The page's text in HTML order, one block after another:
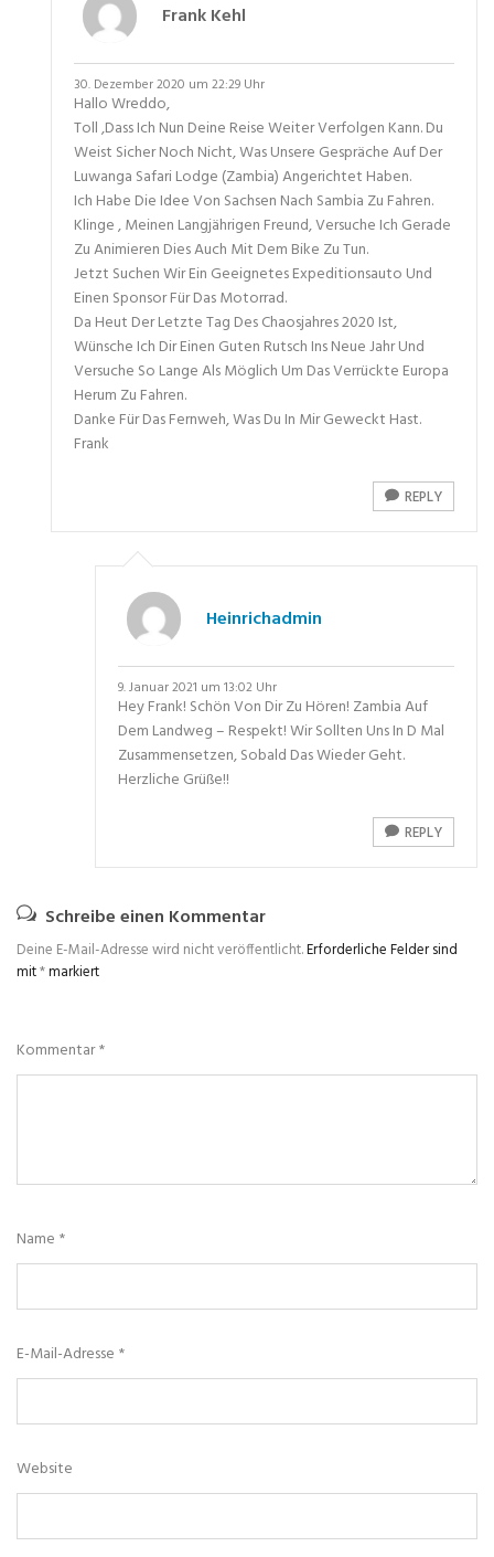
Frank Kehl
30. Dezember 2020 um 22:29 Uhr
Hallo Wreddo,
Toll ,dass Ich Nun Deine Reise Weiter Verfolgen Kann. Du
Weist Sicher Noch Nicht, Was Unsere Gespräche Auf Der
Luwanga Safari Lodge (Zambia) Angerichtet Haben.
Ich Habe Die Idee Von Sachsen Nach Sambia Zu Fahren.
Klinge , Meinen Langjährigen Freund, Versuche Ich Gerade
Zu Animieren Dies Auch Mit Dem Bike Zu Tun.
Jetzt Suchen Wir Ein Geeignetes Expeditionsauto Und
Einen Sponsor Für Das Motorrad.
Da Heut Der Letzte Tag Des Chaosjahres 2020 Ist,
Wünsche Ich Dir Einen Guten Rutsch Ins Neue Jahr Und
Versuche So Lange Als Möglich Um Das Verrückte Europa
Herum Zu Fahren.
Danke Für Das Fernweh, Was Du In Mir Geweckt Hast.
Frank
REPLY
Heinrichadmin
9. Januar 2021 um 13:02 Uhr
Hey Frank! Schön Von Dir Zu Hören! Zambia Auf
Dem Landweg – Respekt! Wir Sollten Uns In D Mal
Zusammensetzen, Sobald Das Wieder Geht.
Herzliche Grüße!!
REPLY
Schreibe einen Kommentar
Deine E-Mail-Adresse wird nicht veröffentlicht.Erforderliche Felder sind
mit*markiert
Kommentar*
Name *
E-Mail-Adresse *
Website